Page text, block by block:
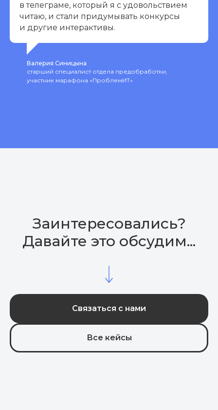
в телеграме, который я с удовольствием
читаю, и стали придумывать конкурсы
и другие интерактивы.
Валерия Синицына
старший специалист отдела предобработки,
участник марафона «ПроблемИТ»
Заинтересовались?
Давайте это обсудим...
Связаться с нами
Все кейсы